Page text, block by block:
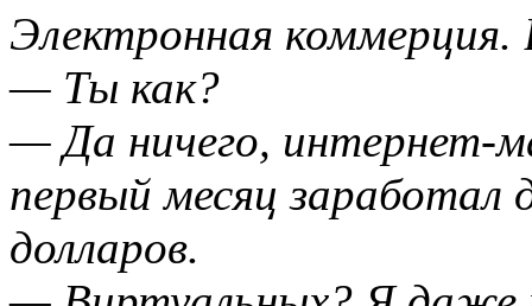
Электронная
— Ты как?
— Да ничего, интернет-
первый месяц заработал
долларов.